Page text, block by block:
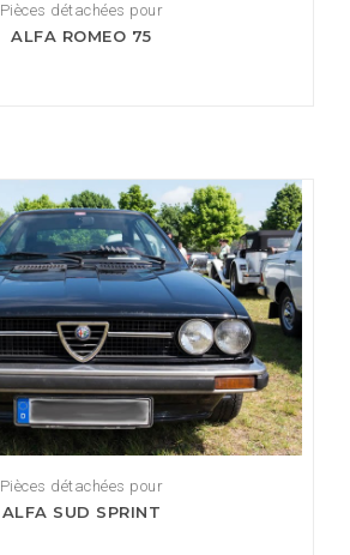
Pièces détachées pour
ALFA ROMEO 75
Pièces détachées pour
ALFA SUD SPRINT